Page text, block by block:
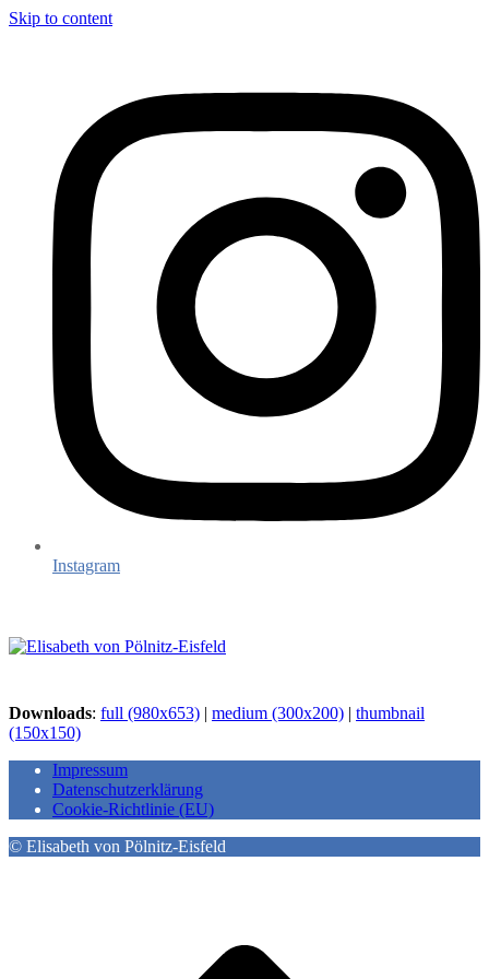
Skip to content
Instagram
Downloads: full (980x653) | medium (300x200) | thumbnail
(150x150)
Impressum
Datenschutzerklärung
Cookie-Richtlinie (EU)
© Elisabeth von Pölnitz-Eisfeld